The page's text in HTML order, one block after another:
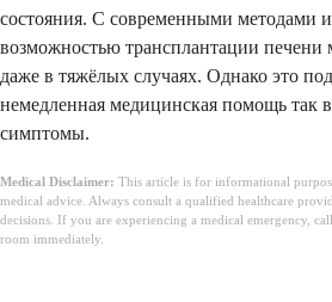
состояния. С современными методами
возможностью трансплантации
даже в тяжёлых случаях. Однако это
немедленная медицинская помощь так
симптомы.
Medical Disclaimer: This article is for informational
medical advice. Always consult a qualified healthcare
decisions. If you are experiencing a medical emergency,
room immediately.